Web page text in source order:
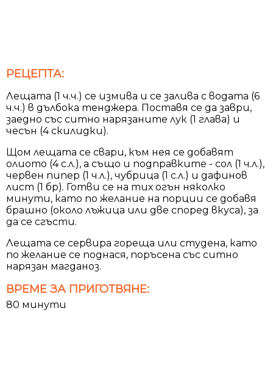
РЕЦЕПТА:
Лещата (1 ч.ч.) се измива и се залива с водата (6
ч.ч.) в дълбока тенджера. Поставя се да заври,
заедно със ситно нарязаните лук (1 глава) и
чесън (4 скилидки).
Щом лещата се свари, към нея се добавят
олиото (4 с.л.), а също и подправките - сол (1 ч.л.),
червен пипер (1 ч.л.), чубрица (1 с.л.) и дафинов
лист (1 бр). Готви се на тих огън няколко
минути, като по желание на порции се добавя
брашно (около лъжица или две според вкуса), за
да се сгъсти.
Лещата се сервира гореща или студена, като
по желание се поднася, поръсена със ситно
нарязан магданоз.
ВРЕМЕ ЗА ПРИГОТВЯНЕ:
80 минути